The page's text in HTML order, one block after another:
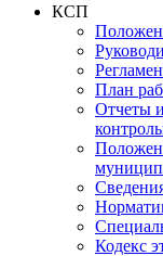
КСП
План
Отчеты
Кодекс